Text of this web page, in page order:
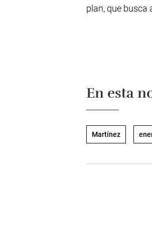
plan, que busca
En esta
Martínez